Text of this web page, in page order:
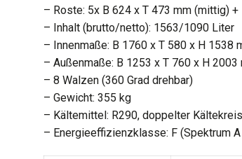
– Roste: 5x B 624 x T 473 mm (mittig)
– Inhalt (brutto/netto): 1563/1090 Liter
– Innenmaße: B 1760 x T 580 x H 1538
– Außenmaße: B 1253 x T 760 x H 2003
– 8 Walzen (360 Grad drehbar)
– Gewicht: 355 kg
– Kältemittel: R290, doppelter
– Energieeffizienzklasse: F (Spektrum